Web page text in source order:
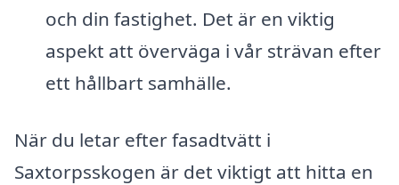
och din fastighet. Det är en viktig
aspekt att överväga i vår strävan efter
ett hållbart samhälle.
När du letar efter fasadtvätt i
Saxtorpsskogen är det viktigt att hitta en